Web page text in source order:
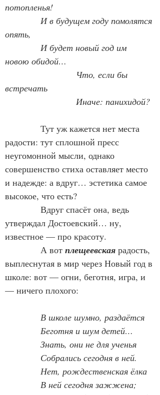
потопленья!
И в будущем году помолятся
опять,
И будет новый год им
новою обидой…
Что, если бы
встречать
Иначе: панихидой?
Тут уж кажется нет места
радости: тут сплошной пресс
неугомонной мысли, однако
совершенство стиха оставляет место
и надежде: а вдруг… эстетика самое
высокое, что есть?
Вдруг спасёт она, ведь
утверждал Достоевский… ну,
известное — про красоту.
А вот плещеевская радость,
выплеснутая в мир через Новый год в
школе: вот — огни, беготня, игра, и
— ничего плохого:
В школе шумно, раздаётся
Беготня и шум детей…
Знать, они не для ученья
Собрались сегодня в ней.
Нет, рождественская ёлка
В ней сегодня зажжена;